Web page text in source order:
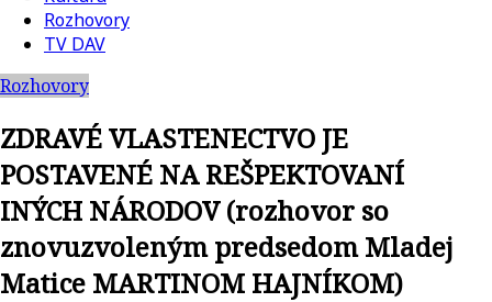
kultúrno-
politická
revue
Rozhovory
TV DAV
Rozhovory
ZDRAVÉ VLASTENECTVO JE
POSTAVENÉ NA REŠPEKTOVANÍ
INÝCH NÁRODOV (rozhovor so
znovuzvoleným predsedom Mladej
Matice MARTINOM HAJNÍKOM)